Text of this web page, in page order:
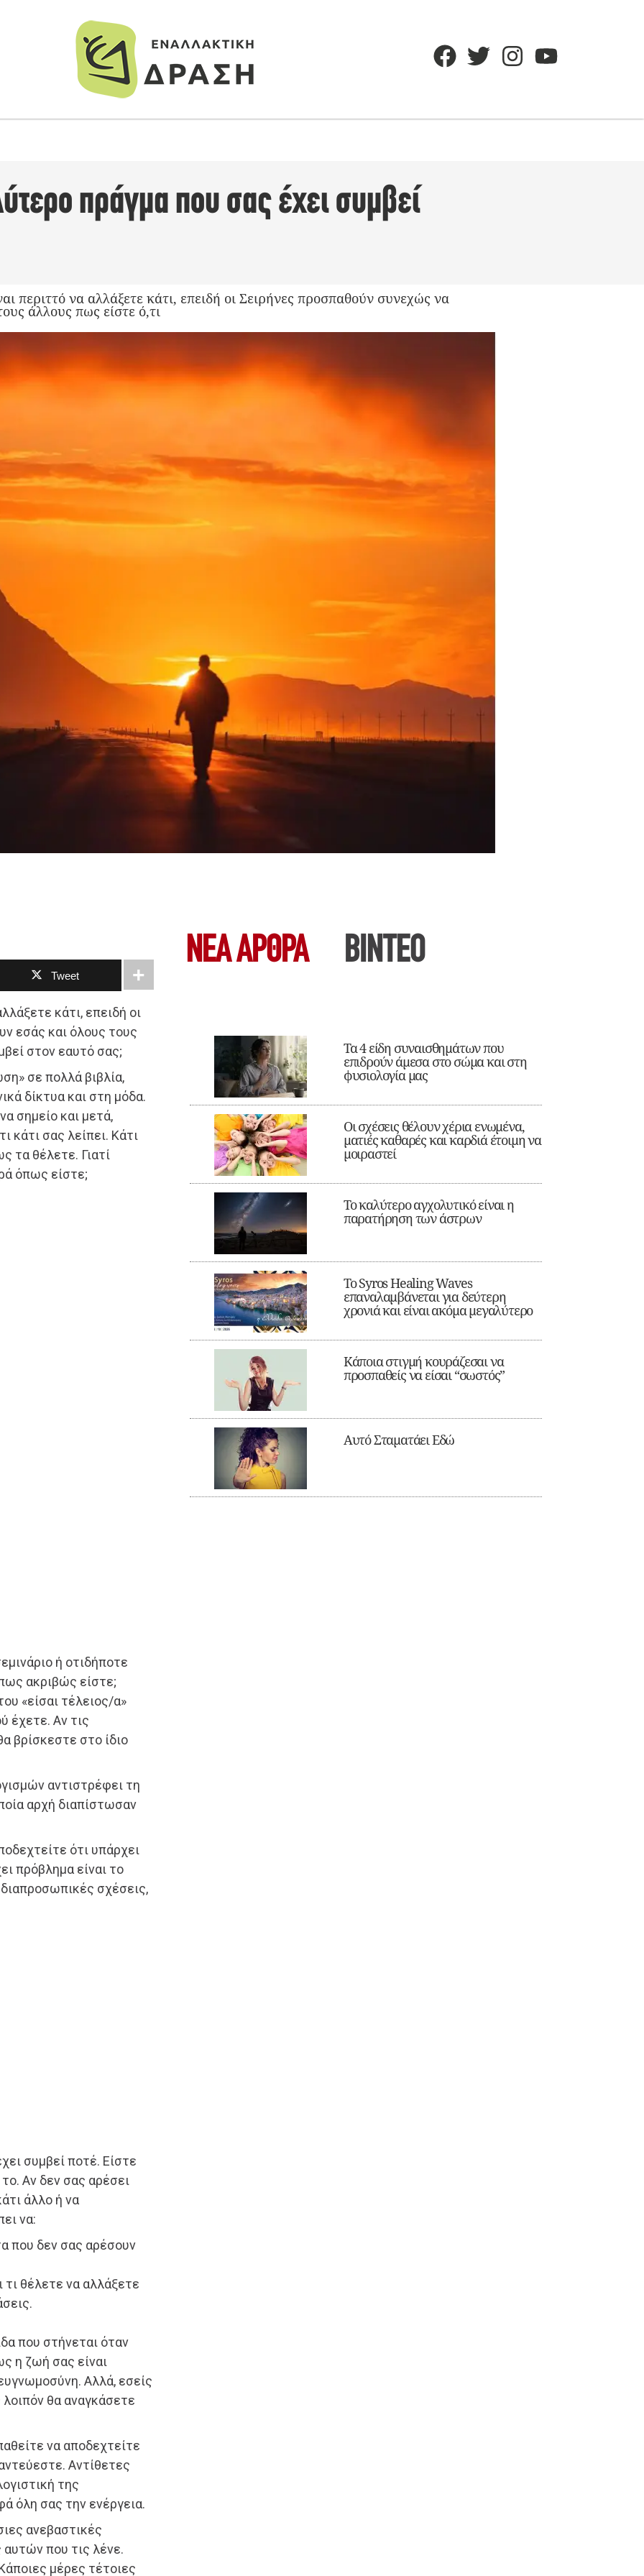
πράγμα που σας έχει συμβεί
περιττό να αλλάξετε κάτι, επειδή οι Σειρήνες προσπαθούν συνεχώς να
άλλους πως είστε ό,τι
Tweet
κάτι, επειδή οι
εσάς και όλους τους
στον εαυτό σας;
σε πολλά βιβλία,
δίκτυα και στη μόδα.
σημείο και μετά,
κάτι σας λείπει. Κάτι
τα θέλετε. Γιατί
όπως είστε;
ή οτιδήποτε
ακριβώς είστε;
«είσαι τέλειος/α»
έχετε. Αν τις
βρίσκεστε στο ίδιο
αντιστρέφει τη
αρχή διαπίστωσαν
ότι υπάρχει
πρόβλημα είναι το
σχέσεις,
συμβεί ποτέ. Είστε
Αν δεν σας αρέσει
άλλο ή να
να:
που δεν σας αρέσουν
θέλετε να αλλάξετε
που στήνεται όταν
η ζωή σας είναι
Αλλά, εσείς
θα αναγκάσετε
να αποδεχτείτε
Αντίθετες
της
όλη σας την ενέργεια.
ανεβαστικές
που τις λένε.
μέρες τέτοιες
ΝΕΑ ΆΡΘΡΑ ΒΙΝΤΕΟ
Τα 4 είδη συναισθημάτων που
επιδρούν άμεσα στο σώμα και στη
φυσιολογία μας
Οι σχέσεις θέλουν χέρια ενωμένα,
ματιές καθαρές και καρδιά έτοιμη να
μοιραστεί
Το καλύτερο αγχολυτικό είναι η
παρατήρηση των άστρων
Το Syros Healing Waves
επαναλαμβάνεται για δεύτερη
χρονιά και είναι ακόμα μεγαλύτερο
Κάποια στιγμή κουράζεσαι να
προσπαθείς να είσαι “σωστός”
Αυτό Σταματάει Εδώ